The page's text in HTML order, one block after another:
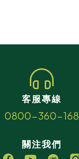
客服專線
0800-360-168
關注我們